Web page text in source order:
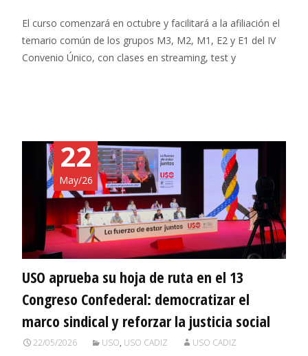
El curso comenzará en octubre y facilitará a la afiliación el
temario común de los grupos M3, M2, M1, E2 y E1 del IV
Convenio Único, con clases en streaming, test y
22
May/26
USO aprueba su hoja de ruta en el 13
Congreso Confederal: democratizar el
marco sindical y reforzar la justicia social
22/05/2026 USO, USO CADIZ USO CADIZ